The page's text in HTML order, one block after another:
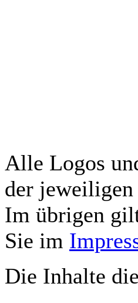
Alle Logos
der
Im übrigen
Sie im
Die Inhalte